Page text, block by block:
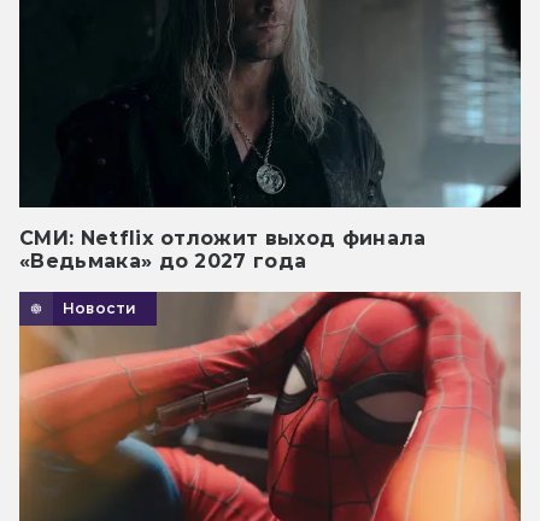
СМИ: Netflix отложит выход финала
«Ведьмака» до 2027 года
Новости